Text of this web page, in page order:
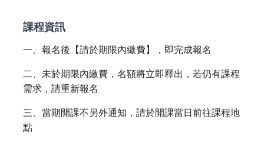
課程資訊
一、報名後【請於期限內繳費】，即完成報名
二、未於期限內繳費，名額將立即釋出，若仍有課程
需求，請重新報名
三、當期開課不另外通知，請於開課當日前往課程地
點